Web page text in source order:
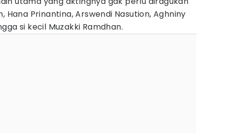
Hana Prinantina, Arswendi Nasution, Aghniny
si kecil Muzakki Ramdhan.